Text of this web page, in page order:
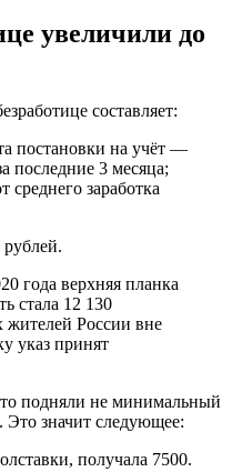
увеличили до
составляет:
постановки на учёт —
последние 3 месяца;
заработка
года верхняя планка
стала 12 130
жителей России вне
указ принят
подняли не минимальный
значит следующее:
получала 7500.